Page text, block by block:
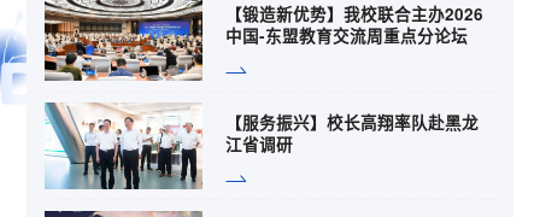
【锻造新优势】我校联合主办2026
中国-东盟教育交流周重点分论坛
【服务振兴】校长高翔率队赴黑龙
江省调研